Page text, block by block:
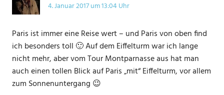
4. Januar 2017 um 13:04 Uhr
Paris ist immer eine Reise wert – und Paris von oben find
ich besonders toll 🙂 Auf dem Eiffelturm war ich lange
nicht mehr, aber vom Tour Montparnasse aus hat man
auch einen tollen Blick auf Paris „mit“ Eiffelturm, vor allem
zum Sonnenuntergang 😉